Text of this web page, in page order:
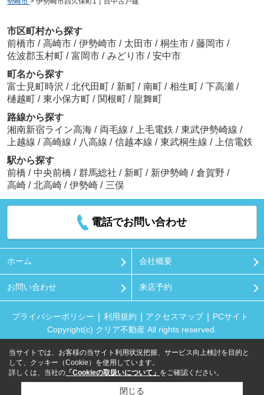
市区町村から探す
前橋市 / 高崎市 / 伊勢崎市 / 太田市 / 桐生市 / 藤岡市 /
佐波郡玉村町 / 富岡市 / みどり市 / 安中市
町名から探す
富士見町時沢 / 北代田町 / 新町 / 南町 / 相生町 / 下高瀬 /
樋越町 / 東小保方町 / 関根町 / 龍舞町
路線から探す
湘南新宿ライン高海 / 両毛線 / 上毛電鉄 / 東武伊勢崎線 /
上越線 / 高崎線 / 八高線 / 信越本線 / 東武桐生線 /
上信電鉄
駅から探す
前橋 / 中央前橋 / 群馬総社 / 新町 / 新伊勢崎 / 倉賀野 /
高崎 / 北高崎 / 伊勢崎 / 三俣
電話でお問い合わせ
ホーム 会社概要
お問い合わせ 来店予約
プライバシーポリシー 利用規約 アクセスマップ
PCサイト
Copyright(c) クリア不動産 All rights reserved.
当サイトでは、お客様の当サイト利用状況把握、サービス向上検討を目的と
して、クッキー（Cookie）を使用しています。
詳しくは、当社の 「Cookieの取扱いについて」 をご確認ください。
閉じる